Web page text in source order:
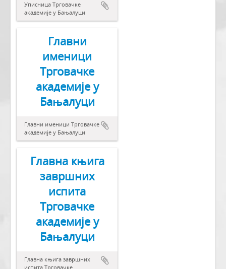
Уписница Трговачке
академије у Бањалуци
Главни
именици
Трговачке
академије у
Бањалуци
Главни именици Трговачке
академије у Бањалуци
Главна књига
завршних
испита
Трговачке
академије у
Бањалуци
Главна књига завршних
испита Трговачке